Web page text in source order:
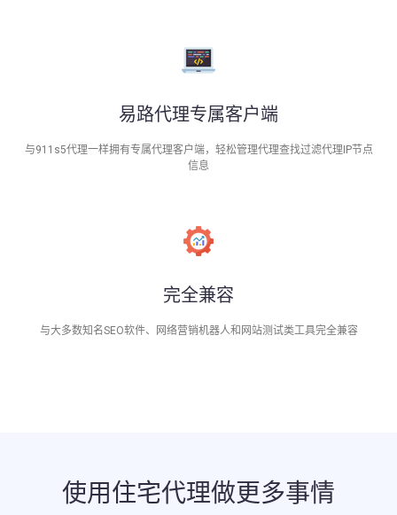
易路代理专属客户端
与911s5代理一样拥有专属代理客户端，轻松管理代理查找过滤代理IP节点
信息
完全兼容
与大多数知名SEO软件、网络营销机器人和网站测试类工具完全兼容
使用住宅代理做更多事情